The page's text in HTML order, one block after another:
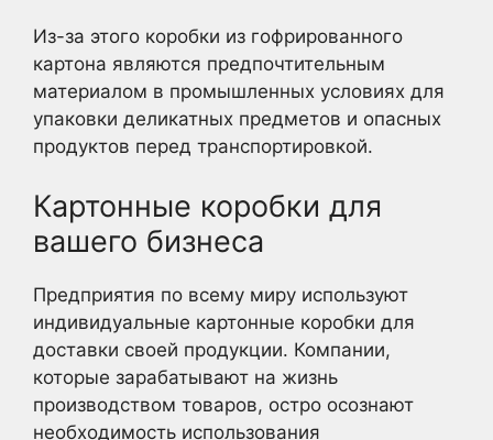
Из-за этого коробки из гофрированного
картона являются предпочтительным
материалом в промышленных условиях для
упаковки деликатных предметов и опасных
продуктов перед транспортировкой.
Картонные коробки для
вашего бизнеса
Предприятия по всему миру используют
индивидуальные картонные коробки для
доставки своей продукции. Компании,
которые зарабатывают на жизнь
производством товаров, остро осознают
необходимость использования